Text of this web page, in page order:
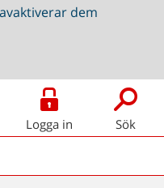
dem
Logga in Sök